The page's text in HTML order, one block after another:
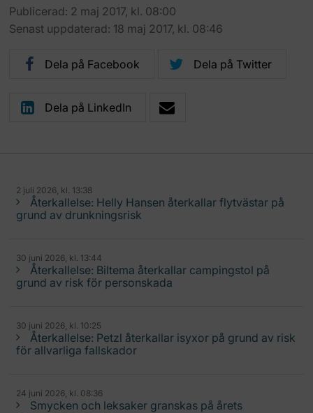
Publicerad: 2 maj 2017, kl. 08:00
Senast uppdaterad: 18 maj 2017, kl. 08:46
Dela på Facebook Dela på Twitter
Dela på LinkedIn
2 juli 2026, kl. 13:38
Återkallelse: Helly Hansen återkallar flytvästar på
grund av drunkningsrisk
30 juni 2026, kl. 13:44
Återkallelse: Biltema återkallar campingstol på
grund av risk för personskada
30 juni 2026, kl. 10:25
Återkallelse: Petzl återkallar isyxor på grund av risk
för allvarliga fallskador
24 juni 2026, kl. 08:36
Smycken och leksaker granskas på årets